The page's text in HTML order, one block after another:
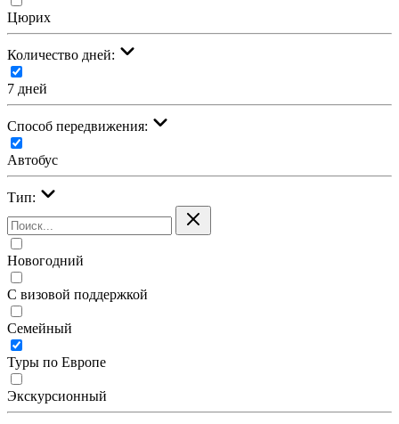
Цюрих
Количество дней:
7 дней
Cпособ передвижения:
Автобус
Тип:
Новогодний
С визовой поддержкой
Семейный
Туры по Европе
Экскурсионный